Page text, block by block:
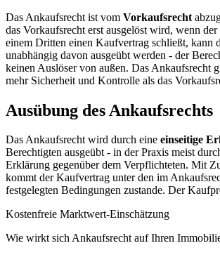
Das Ankaufsrecht ist vom Vorkaufsrecht
das Vorkaufsrecht erst ausgelöst wird, wenn
einem Dritten einen Kaufvertrag schließt, kann
unabhängig davon ausgeübt werden - der
keinen Auslöser von außen. Das Ankaufsrecht
mehr Sicherheit und Kontrolle als das
Ausübung des Ankaufsrechts
Das Ankaufsrecht wird durch eine einseitige
Berechtigten ausgeübt - in der Praxis meist
Erklärung gegenüber dem Verpflichteten. Mit
kommt der Kaufvertrag unter den im
festgelegten Bedingungen zustande. Der
Kostenfreie Marktwert-Einschätzung
Wie wirkt sich Ankaufsrecht auf Ihren